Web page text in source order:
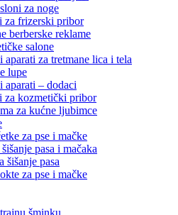
za noge
za frizerski pribor
berberske reklame
salone
za tretmane lica i tela
lupe
aparati – dodaci
za kozmetički pribor
za kućne ljubimce
za pse i mačke
pasa i mačaka
šišanje pasa
za pse i mačke